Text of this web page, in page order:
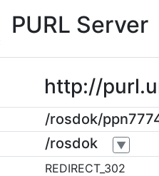
PURL Server
http://
/rosdok/
/rosdok ▼
REDIRECT_302